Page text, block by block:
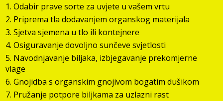
1. Odabir prave sorte za uvjete u vašem vrtu
2. Priprema tla dodavanjem organskog materijala
3. Sjetva sjemena u tlo ili kontejnere
4. Osiguravanje dovoljno sunčeve svjetlosti
5. Navodnjavanje biljaka, izbjegavanje prekomjerne
vlage
6. Gnojidba s organskim gnojivom bogatim dušikom
7. Pružanje potpore biljkama za uzlazni rast